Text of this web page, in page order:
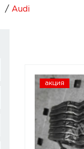
Audi
акция